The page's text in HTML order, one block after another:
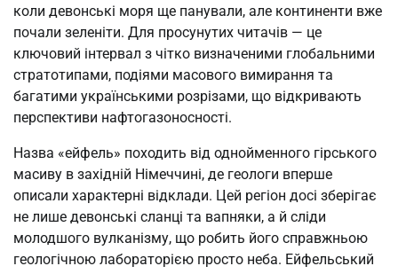
коли девонські моря ще панували, але континенти вже
почали зеленіти. Для просунутих читачів — це
ключовий інтервал з чітко визначеними глобальними
стратотипами, подіями масового вимирання та
багатими українськими розрізами, що відкривають
перспективи нафтогазоносності.
Назва «ейфель» походить від однойменного гірського
масиву в західній Німеччині, де геологи вперше
описали характерні відклади. Цей регіон досі зберігає
не лише девонські сланці та вапняки, а й сліди
молодшого вулканізму, що робить його справжньою
геологічною лабораторією просто неба. Ейфельський